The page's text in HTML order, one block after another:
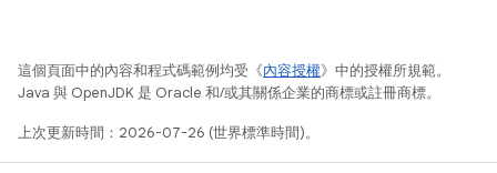
這個頁面中的內容和程式碼範例均受《內容授權》中的授權所規範。
Java 與 OpenJDK 是 Oracle 和/或其關係企業的商標或註冊商標。
上次更新時間：2026-07-26 (世界標準時間)。